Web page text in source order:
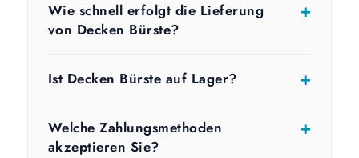
Wie schnell erfolgt die Lieferung
von Decken Bürste?
Ist Decken Bürste auf Lager?
Welche Zahlungsmethoden
akzeptieren Sie?